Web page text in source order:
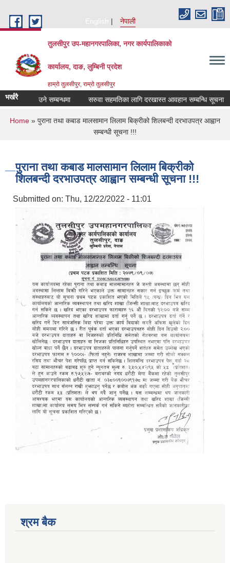
English
नेपाली
तुलसीपुर उप-महानगरपालिका, नगर कार्यपालिकाको
कार्यालय, दाङ, लुम्बिनी प्रदेश
हाम्रो तुलसीपुर, राम्रो तुलसीपुर
भर्खरैगराउने सम्बन्धमा सरुवा सहमतिका लागि दरखास्त आवहान सम्बन्धि सूचना
You are here
Home » पुराना तथा कबाड मालसामान लिलाम बिक्रीको शिलबन्दी दरभाउपत्र आह्वान
सम्बन्धी सूचना !!!
पुराना तथा कबाड मालसामान लिलाम बिक्रीको
शिलबन्दी दरभाउपत्र आह्वान सम्बन्धी सूचना !!!
Submitted on: Thu, 12/22/2022 - 11:01
श्रम बैक